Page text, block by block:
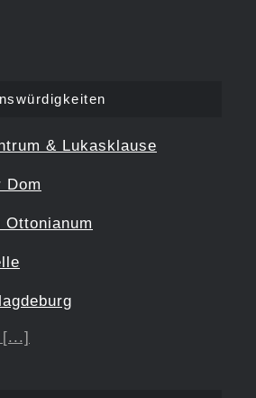
& Lukasklause
Dom
Ottonianum
[...]